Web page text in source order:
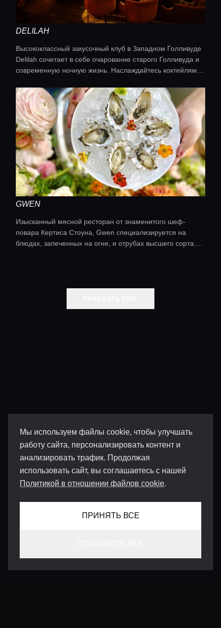
Мы используем файлы cookie, чтобы улучшать
работу сайта, персонализировать контент и
анализировать трафик. Продолжая
использовать сайт, вы соглашаетесь с нашей
Политикой в отношении файлов cookie.
ПРИНЯТЬ ВСЕ
DELILAH
Высококлассный закусочный клуб в Западном Голливуде
Delilah сочетает в себе очарование старого Голливуда и
современную ночную жизнь. Наслаждайтесь коктейлями
танцы сменяют друг друга по мере наступления ночи.
GWEN
Изысканный мясной ресторан от знаменитого шеф-
повара Кертиса Стоуна, Gwen специализируется на
блюдах, запеченных на огне, и отрубах высшего сорта.